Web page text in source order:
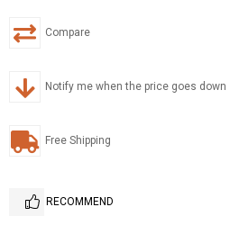
Compare
Notify me when the price goes down
Free Shipping
RECOMMEND